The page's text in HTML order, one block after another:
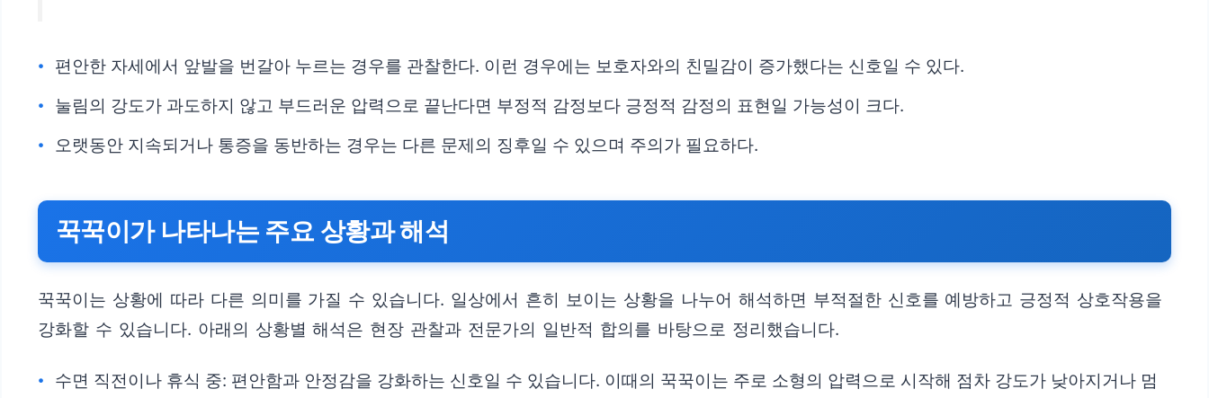
편안한 자세에서 앞발을 번갈아 누르는 경우를 관찰한다. 이런 경우에는 보호자와의 친밀감이 증가했다는 신호일 수 있다.
눌림의 강도가 과도하지 않고 부드러운 압력으로 끝난다면 부정적 감정보다 긍정적 감정의 표현일 가능성이 크다.
오랫동안 지속되거나 통증을 동반하는 경우는 다른 문제의 징후일 수 있으며 주의가 필요하다.
꾹꾹이가 나타나는 주요 상황과 해석
꾹꾹이는 상황에 따라 다른 의미를 가질 수 있습니다. 일상에서 흔히 보이는 상황을 나누어 해석하면 부적절한 신호를 예방하고 긍정적 상호작용을
강화할 수 있습니다. 아래의 상황별 해석은 현장 관찰과 전문가의 일반적 합의를 바탕으로 정리했습니다.
수면 직전이나 휴식 중: 편안함과 안정감을 강화하는 신호일 수 있습니다. 이때의 꾹꾹이는 주로 소형의 압력으로 시작해 점차 강도가 낮아지거나 멈